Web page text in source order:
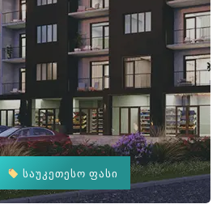
საუკეთესო ფასი